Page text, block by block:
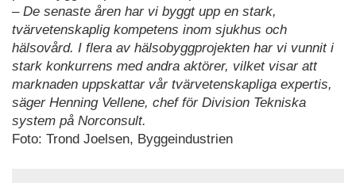
– De senaste åren har vi byggt upp en stark,
tvärvetenskaplig kompetens inom sjukhus och
hälsovård. I flera av hälsobyggprojekten har vi vunnit i
stark konkurrens med andra aktörer, vilket visar att
marknaden uppskattar vår tvärvetenskapliga expertis,
säger Henning Vellene, chef för Division Tekniska
system på Norconsult.
Foto: Trond Joelsen, Byggeindustrien